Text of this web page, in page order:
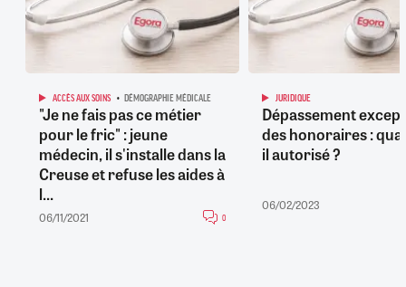
ACCÈS AUX SOINS DÉMOGRAPHIE MÉDICALE
"Je ne fais pas ce métier
pour le fric" : jeune
médecin, il s'installe dans la
Creuse et refuse les aides à
l...
06/11/2021 0
JURIDIQUE
Dépassement
des honoraires :
il autorisé ?
06/02/2023